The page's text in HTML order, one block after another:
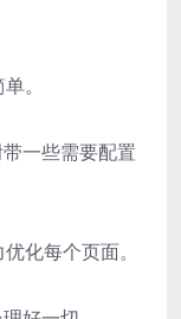
。
一些需要配置
化每个页面。